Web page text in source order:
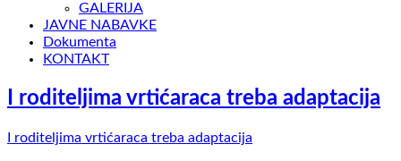
GALERIJA
JAVNE NABAVKE
Dokumenta
KONTAKT
I roditeljima vrtićaraca treba adaptacija
I roditeljima vrtićaraca treba adaptacija